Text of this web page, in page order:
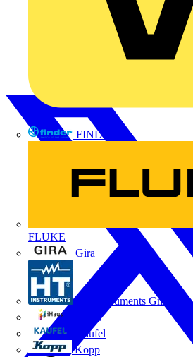
FINDER
FLUKE
Gira
HT Instruments GmbH
iHaus
Kaufel
Kopp